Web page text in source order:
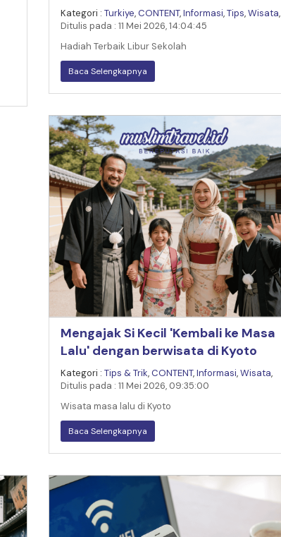
Kategori : Turkiye,CONTENT,Informasi,Tips,Wisata,
Ditulis pada : 11 Mei 2026, 14:04:45
Hadiah Terbaik Libur Sekolah
Baca Selengkapnya
Mengajak Si Kecil 'Kembali ke Masa
Lalu' dengan berwisata di Kyoto
Kategori : Tips & Trik,CONTENT,Informasi,Wisata,
Ditulis pada : 11 Mei 2026, 09:35:00
Wisata masa lalu di Kyoto
Baca Selengkapnya